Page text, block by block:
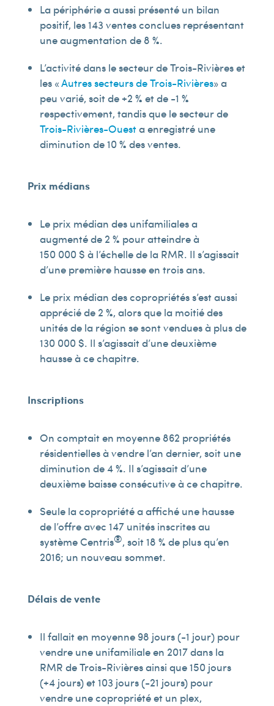
La périphérie a aussi présenté un bilan
positif, les 143 ventes conclues représentant
une augmentation de 8 %.
L’activité dans le secteur de Trois-Rivières et
les «Autres secteurs de Trois-Rivières» a
peu varié, soit de +2 % et de -1 %
respectivement, tandis que le secteur de
Trois-Rivières-Ouesta enregistré une
diminution de 10 % des ventes.
Prix médians
Le prix médian des unifamiliales a
augmenté de 2 % pour atteindre à
150 000 $ à l’échelle de la RMR. Il s’agissait
d’une première hausse en trois ans.
Le prix médian des copropriétés s’est aussi
apprécié de 2 %, alors que la moitié des
unités de la région se sont vendues à plus de
130 000 $. Il s’agissait d’une deuxième
hausse à ce chapitre.
Inscriptions
On comptait en moyenne 862 propriétés
résidentielles à vendre l’an dernier, soit une
diminution de 4 %. Il s’agissait d’une
deuxième baisse consécutive à ce chapitre.
Seule la copropriété a affiché une hausse
de l’offre avec 147 unités inscrites au
système Centris®, soit 18 % de plus qu’en
2016; un nouveau sommet.
Délais de vente
Il fallait en moyenne 98 jours (-1 jour) pour
vendre une unifamiliale en 2017 dans la
RMR de Trois-Rivières ainsi que 150 jours
(+4 jours) et 103 jours (-21 jours) pour
vendre une copropriété et un plex,